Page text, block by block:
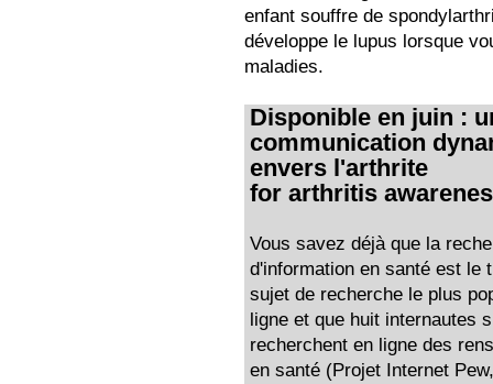
enfant souffre de
développe le lupus lorsque
maladies.
Disponible en juin :
communication
envers l'arthrite
for arthritis
Vous savez déjà que la
d'information en santé est le
sujet de recherche le plus
ligne et que huit internautes
recherchent en ligne des
en santé (Projet Internet